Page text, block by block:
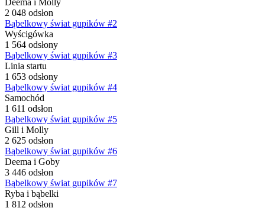
Deema i Molly
2 048 odsłon
Bąbelkowy świat gupików #2
Wyścigówka
1 564 odsłony
Bąbelkowy świat gupików #3
Linia startu
1 653 odsłony
Bąbelkowy świat gupików #4
Samochód
1 611 odsłon
Bąbelkowy świat gupików #5
Gill i Molly
2 625 odsłon
Bąbelkowy świat gupików #6
Deema i Goby
3 446 odsłon
Bąbelkowy świat gupików #7
Ryba i bąbelki
1 812 odsłon